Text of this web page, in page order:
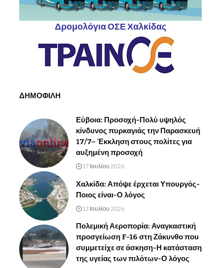
Δρομολόγια ΟΣΕ Χαλκίδας
ΔΗΜΟΦΙΛΗ
Εύβοια: Προσοχή-Πολύ υψηλός
κίνδυνος πυρκαγιάς την Παρασκευή
17/7– Έκκληση στους πολίτες για
αυξημένη προσοχή
17 Ιουλίου 2026
Χαλκίδα: Απόψε έρχεται Υπουργός-
Ποιος είναι-Ο λόγος
13 Ιουλίου 2026
Πολεμική Αεροπορία: Αναγκαστική
προσγείωση F-16 στη Ζάκυνθο που
συμμετείχε σε άσκηση-Η κατάσταση
της υγείας των πιλότων-Ο λόγος